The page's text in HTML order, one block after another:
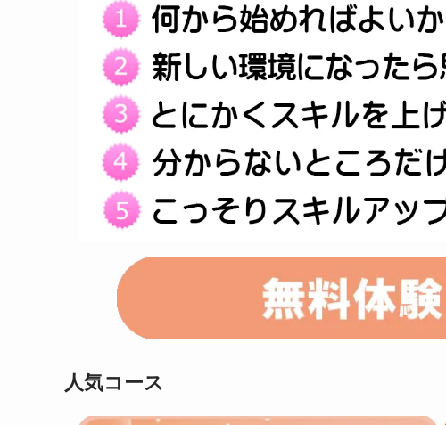
人気コース